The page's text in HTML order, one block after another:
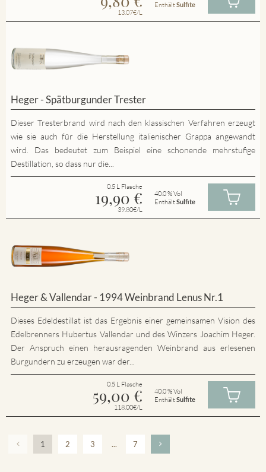
13.07€/L
EnthältSulfite
Heger - Spätburgunder Trester
Dieser Tresterbrand wird nach den klassischen Verfahren erzeugt
wie sie auch für die Herstellung italienischer Grappa angewandt
wird. Das bedeutet zum Beispiel eine schonende mehrstufige
Destillation, so dass nur die...
0.5 L Flasche
19,90 €
39.80€/L
40.0 % Vol
EnthältSulfite
Heger & Vallendar - 1994 Weinbrand Lenus Nr.1
Dieses Edeldestillat ist das Ergebnis einer gemeinsamen Vision des
Edelbrenners Hubertus Vallendar und des Winzers Joachim Heger.
Der Anspruch einen herausragenden Weinbrand aus erlesenen
Burgundern zu erzeugen war der...
0.5 L Flasche
59,00 €
118.00€/L
40.0 % Vol
EnthältSulfite
1 2 3 ... 7